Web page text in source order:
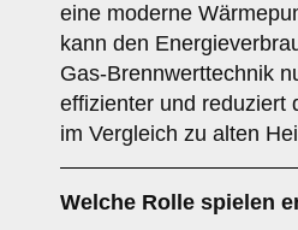
eine moderne
kann den
Gas-Brennwerttechnik
effizienter und reduziert
im Vergleich zu alten
Welche Rolle spielen